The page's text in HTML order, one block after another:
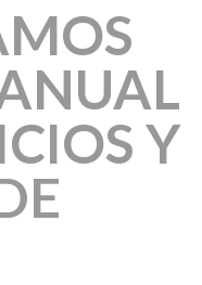
Y